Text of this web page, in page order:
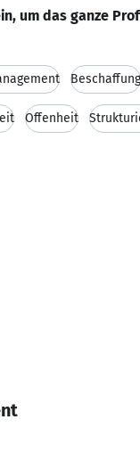
um das ganze
Beschaffung
Offenheit